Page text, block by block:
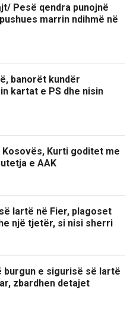
Pesë qendra punojnë
marrin ndihmë në
banorët kundër
kartat e PS dhe nisin
Kosovës, Kurti goditet me
e AAK
lartë në Fier, plagoset
një tjetër, si nisi sherri
e sigurisë së lartë
zbardhen detajet